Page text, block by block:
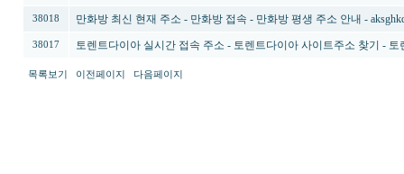
38018 만화방 최신 현재 주소 - 만화방 접속 - 만화방 평생 주소 안내 -
38017 토렌트다이아 실시간 접속 주소 - 토렌트다이아 사이트주소 찾기 - 토
목록보기 이전페이지 다음페이지